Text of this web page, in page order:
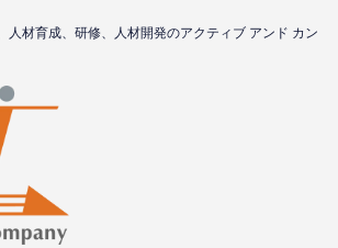
⼈材育成、研修、⼈材開発のアクティブ アンド カン